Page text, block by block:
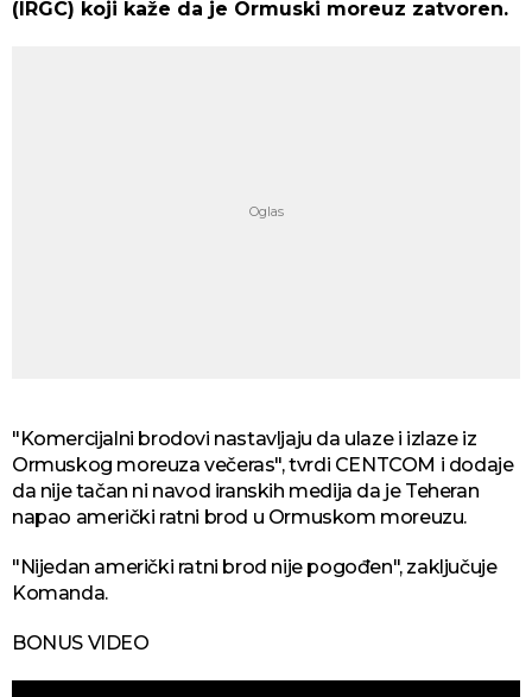
(IRGC) koji kaže da je Ormuski moreuz zatvoren.
"Komercijalni brodovi nastavljaju da ulaze i izlaze iz
Ormuskog moreuza večeras", tvrdi CENTCOM i dodaje
da nije tačan ni navod iranskih medija da je Teheran
napao američki ratni brod u Ormuskom moreuzu.
"Nijedan američki ratni brod nije pogođen", zaključuje
Komanda.
BONUS VIDEO